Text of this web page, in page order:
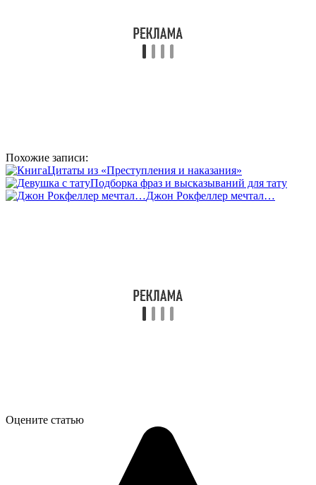
Похожие записи:
Цитаты из «Преступления и наказания»
Подборка фраз и высказываний для тату
Джон Рокфеллер мечтал…
Оцените статью